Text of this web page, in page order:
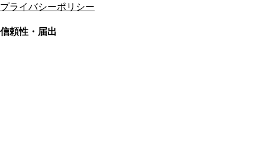
プライバシーポリシー
信頼性・届出